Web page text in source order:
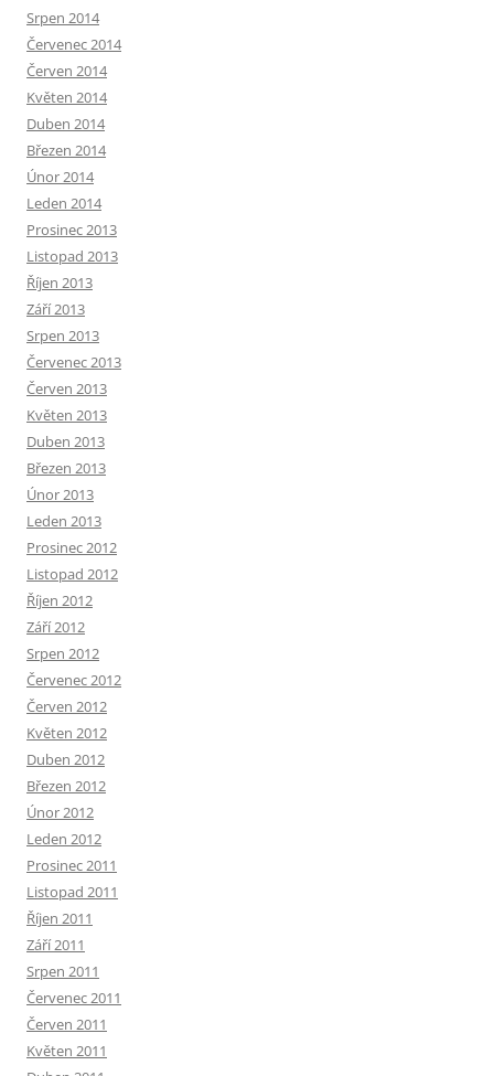
Srpen 2014
Červenec 2014
Červen 2014
Květen 2014
Duben 2014
Březen 2014
Únor 2014
Leden 2014
Prosinec 2013
Listopad 2013
Říjen 2013
Září 2013
Srpen 2013
Červenec 2013
Červen 2013
Květen 2013
Duben 2013
Březen 2013
Únor 2013
Leden 2013
Prosinec 2012
Listopad 2012
Říjen 2012
Září 2012
Srpen 2012
Červenec 2012
Červen 2012
Květen 2012
Duben 2012
Březen 2012
Únor 2012
Leden 2012
Prosinec 2011
Listopad 2011
Říjen 2011
Září 2011
Srpen 2011
Červenec 2011
Červen 2011
Květen 2011